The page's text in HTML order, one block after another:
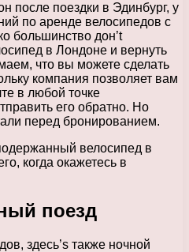
после поездки в Эдинбург, у
по аренде велосипедов с
большинство дон’t
в Лондоне и вернуть
что вы можете сделать
компания позволяет вам
в любой точке
его обратно. Но
перед бронированием.
велосипед в
когда окажетесь в
поезд
здесь’s также ночной